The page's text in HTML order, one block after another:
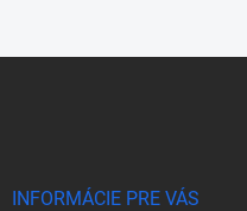
INFORMÁCIE PRE VÁS